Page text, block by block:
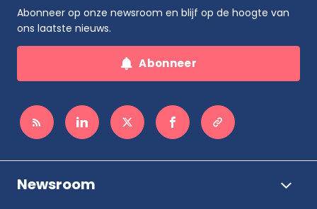
Abonneer op onze newsroom en blijf op de hoogte van
ons laatste nieuws.
Abonneer
Newsroom